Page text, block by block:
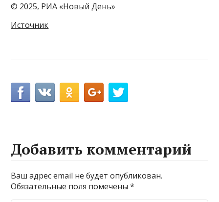
© 2025, РИА «Новый День»
Источник
Добавить комментарий
Ваш адрес email не будет опубликован.
Обязательные поля помечены*